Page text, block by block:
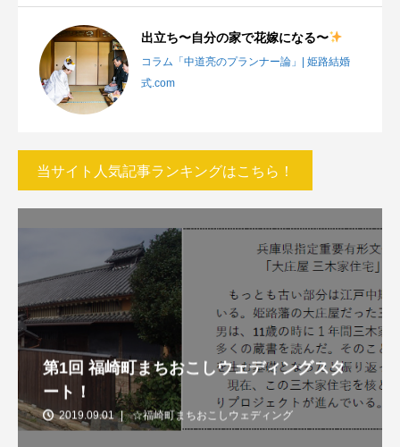
出立ち〜自分の家で花嫁になる〜
コラム「中道亮のプランナー論」| 姫路結婚
式.com
当サイト人気記事ランキングはこちら！
第1回 福崎町まちおこしウェディングスタ
ート！
2019.09.01 ☆福崎町まちおこしウェディング